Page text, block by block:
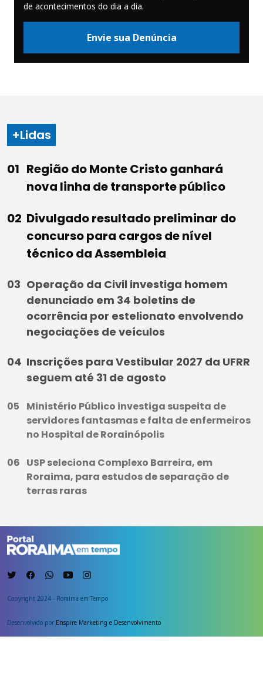
de acontecimentos do dia a dia.
Envie sua Denúncia
+Lidas
Região do Monte Cristo ganhará
nova linha de transporte público
Divulgado resultado preliminar do
concurso para cargos de nível
técnico da Assembleia
Operação da Civil investiga homem
denunciado em 34 boletins de
ocorrência por estelionato envolvendo
negociações de veículos
Inscrições para Vestibular 2027 da UFRR
seguem até 31 de agosto
Ministério Público investiga suspeita de
servidores fantasmas e falta de enfermeiros
no Hospital de Rorainópolis
USP seleciona Complexo Barreira, em
Roraima, para estudos de separação de
terras raras
Copyright 2024 - Roraima em Tempo
Desenvolvido por Enspire Marketing e Desenvolvimento